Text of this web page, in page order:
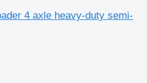
4 axle heavy-duty semi-